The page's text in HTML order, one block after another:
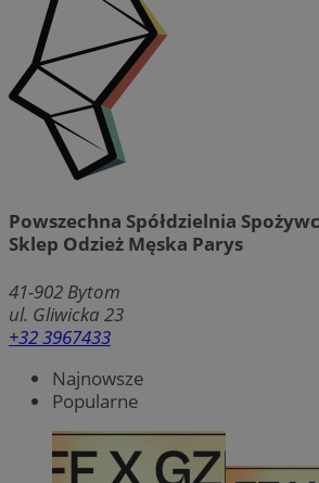
Powszechna Spółdzielnia
Sklep Odzież Męska Parys
41-902 Bytom
ul. Gliwicka 23
+32 3967433
Najnowsze
Popularne